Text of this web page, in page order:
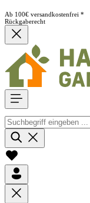
Ab 100€ versandkostenfrei *
Rückgaberecht